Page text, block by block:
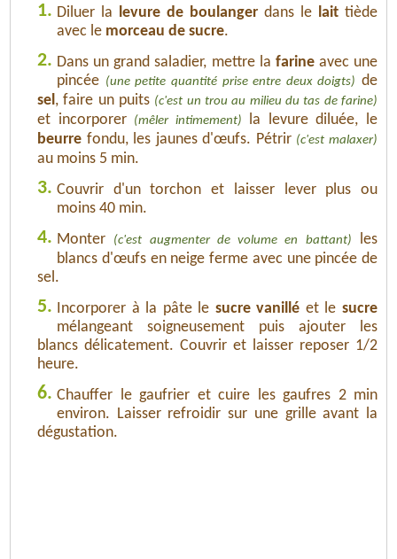
1. Diluer la levure de boulanger dans le lait tiède
avec le morceau de sucre.
2. Dans un grand saladier, mettre la farineavec une
pincée (une petite quantité prise entre deux doigts) de
sel , faire un puits (c'est un trou au milieu du tas de farine)
et incorporer (mêler intimement)
la levure diluée, le
beurre fondu, les jaunes d'œufs. Pétrir (c'est malaxer)
au moins 5 min.
3. Couvrir d'un torchon et laisser lever plus ou
moins 40 min.
4. Monter (c'est augmenter de volume en battant)
les
blancs d'œufs en neige ferme avec une pincée de
sel.
5. Incorporer à la pâte le sucre vanillé et lesucre
mélangeant soigneusement puis ajouter les
blancs délicatement. Couvrir et laisser reposer 1/2
heure.
6. Chauffer le gaufrier et cuire les gaufres 2 min
environ. Laisser refroidir sur une grille avant la
dégustation.